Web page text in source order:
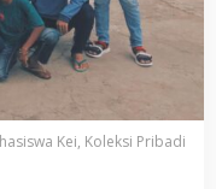
Kei, Koleksi Pribadi